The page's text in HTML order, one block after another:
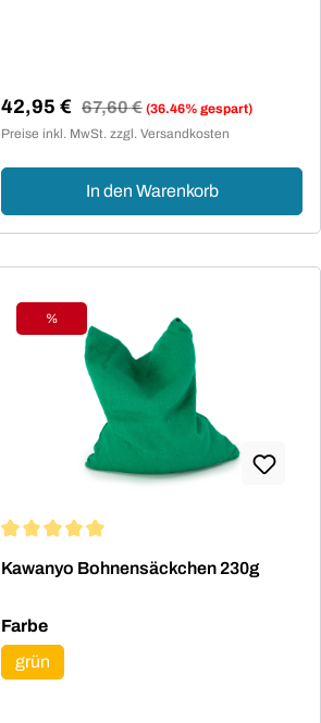
Verkaufspreis:
42,95 € Regulärer Preis:
67,60 € (36.46% gespart)
Preise inkl. MwSt. zzgl. Versandkosten
In den Warenkorb
Rabatt
%
Kawanyo Bohnensäckchen 230g
Farbeauswählen
grün